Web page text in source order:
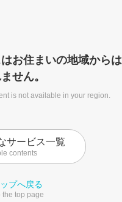
お住まいの地域からは
せん。
is not available in your region.
サービス一覧
contents
プへ戻る
the top page